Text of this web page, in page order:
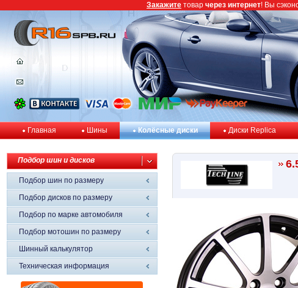
Главная Шины Колёсные диски Диски Replica
Подбор шин и дисков
Подбор шин по размеру
Подбор дисков по размеру
Подбор по марке автомобиля
Подбор мотошин по размеру
Шинный калькулятор
Техническая информация
Закажите товар через интернет! Вы